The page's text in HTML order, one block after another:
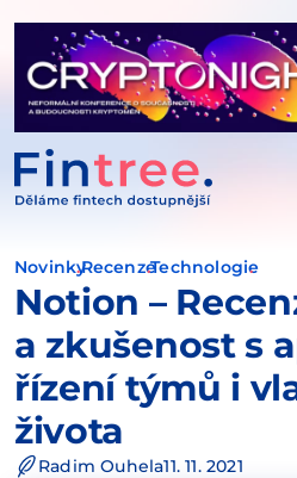
NovinkyRecenzeTechnologie
Notion –
a zkušenost s
řízení týmů i
života
Radim Ouhela11. 11. 2021